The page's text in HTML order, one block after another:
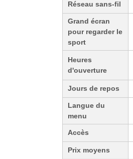
Réseau sans-fil
Grand écran
pour regarder le
sport
Heures
d'ouverture
Jours de repos
Langue du
menu
Accès
Prix moyens